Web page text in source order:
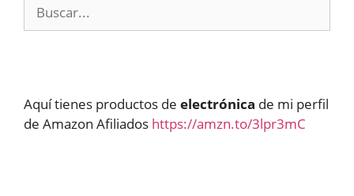
Aquí tienes productos de electrónica de mi perfil
de Amazon Afiliados https://amzn.to/3lpr3mC